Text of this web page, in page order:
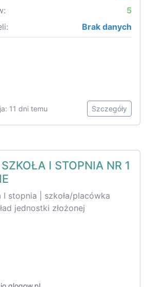
5
Brak danych
11 dni temu Szczegóły
I STOPNIA NR 1
I stopnia | szkoła/placówka
jednostki złożonej